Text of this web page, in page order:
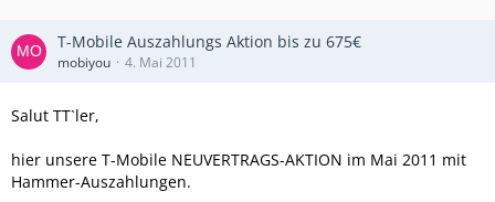
T-Mobile Auszahlungs Aktion bis zu 675€
mobiyou 4. Mai 2011
Salut TT`ler,
hier unsere T-Mobile NEUVERTRAGS-AKTION im Mai 2011 mit
Hammer-Auszahlungen.